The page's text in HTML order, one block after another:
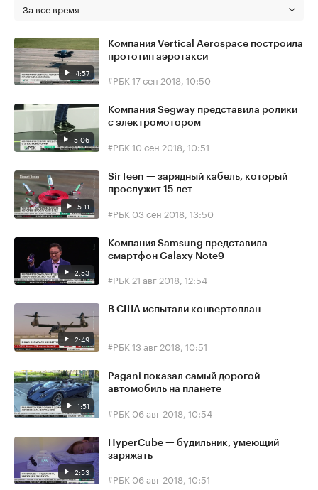
За все время
4:57
Компания Vertical Aerospace построила
прототип аэротакси
#РБК17 сен 2018, 10:50
5:06
Компания Segway представила ролики
с электромотором
#РБК10 сен 2018, 10:51
5:11
SirTeen — зарядный кабель, который
прослужит 15 лет
#РБК 03 сен 2018, 13:50
2:53
Компания Samsung представила
смартфон Galaxy Note9
#РБК 21 авг 2018, 12:54
2:49
В США испытали конвертоплан
#РБК13 авг 2018, 10:51
1:51
Pagani показал самый дорогой
автомобиль на планете
#РБК 06 авг 2018, 10:54
2:53
HyperCube — будильник, умеющий
заряжать
#РБК 06 авг 2018, 10:51